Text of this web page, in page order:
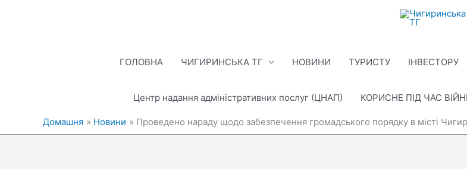
ГОЛОВНА ЧИГИРИНСЬКА ТГ НОВИНИ ТУРИСТУ ІНВЕСТОРУ
Центр надання адміністративних послуг (ЦНАП) КОРИСНЕ ПІД ЧАС
Домашня Новини Проведено нараду щодо забезпечення громадського порядку в місті